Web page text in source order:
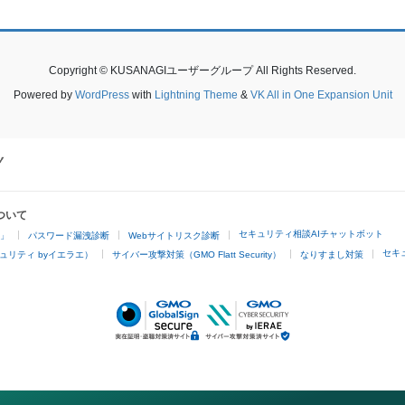
Copyright © KUSANAGIユーザーグループ All Rights Reserved.
Powered by WordPresswith Lightning Theme & VK All in One Expansion Unit
いて
パスワード漏洩診断 Webサイトリスク診断 セキュリティ相談AIチャットボット
リティ byイエラエ） サイバー攻撃対策（GMO Flatt Security） なりすまし対策 セキ